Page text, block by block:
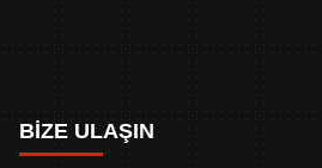
BİZE ULAŞIN